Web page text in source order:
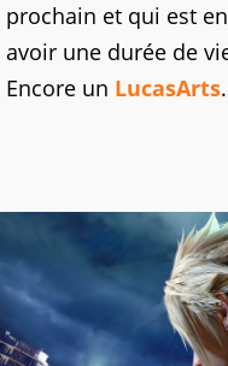
prochain et qui est
avoir une durée de
Encore un LucasArts.